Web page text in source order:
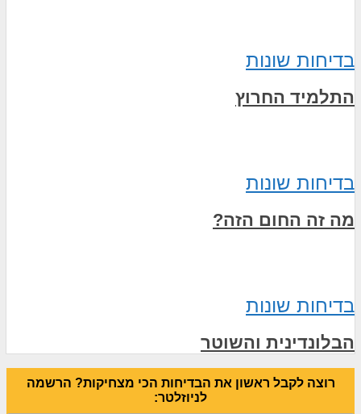
בדיחות שונות
התלמיד החרוץ
בדיחות שונות
מה זה החום הזה?
בדיחות שונות
הבלונדינית והשוטר
רוצה לקבל ראשון את הבדיחות הכי מצחיקות? הרשמה
לניוזלטר: